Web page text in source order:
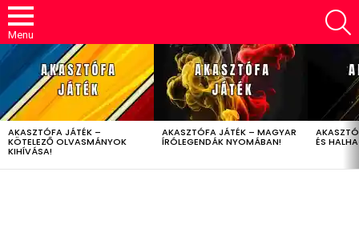
Menu
LATEST
STORIES
AKASZTÓFA JÁTÉK –
KÖTELEZŐ OLVASMÁNYOK
KIHÍVÁSA!
AKASZTÓFA JÁTÉK – MAGYAR
ÍRÓLEGENDÁK NYOMÁBAN! ÉS